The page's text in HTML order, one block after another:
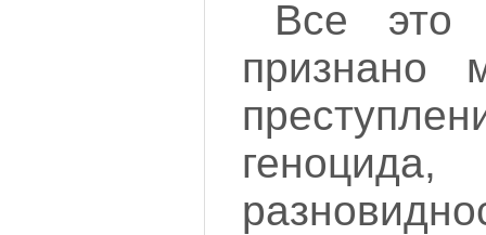
Все
признано